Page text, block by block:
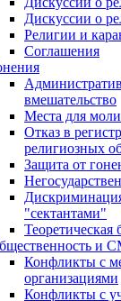
Дискуссии о
Религии и
Соглашения
вмешательство
Места для
Отказ в
религиозных
Защита от
"сектантами"
Теоретическая
и
Конфликты с
организациями
Конфликты с